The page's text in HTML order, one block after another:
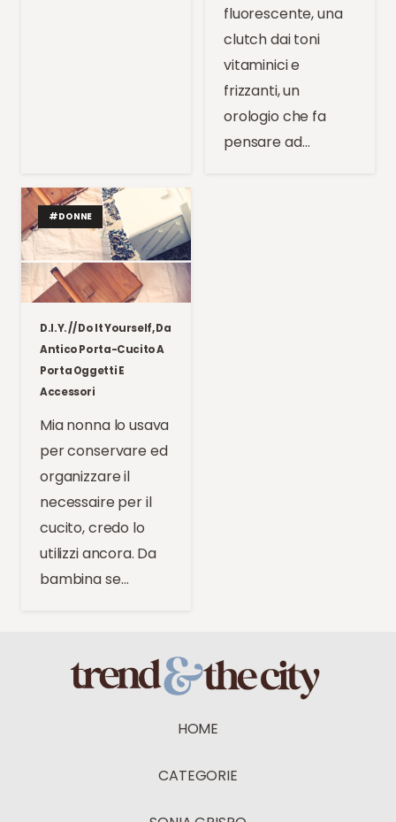
fluorescente, una
clutch dai toni
vitaminici e
frizzanti, un
orologio che fa
pensare ad…
#DONNE
D.I.Y. // Do It Yourself, Da
Antico Porta-Cucito A
Porta Oggetti E
Accessori
Mia nonna lo usava
per conservare ed
organizzare il
necessaire per il
cucito, credo lo
utilizzi ancora. Da
bambina se…
HOME
CATEGORIE